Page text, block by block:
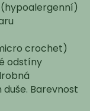
(hypoalergenní)
crochet)
odstíny
Barevnost